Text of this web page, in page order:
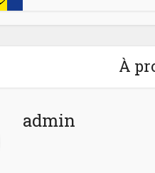
À
admin